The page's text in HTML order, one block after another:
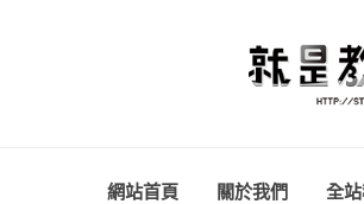
網站首頁 關於我們 全